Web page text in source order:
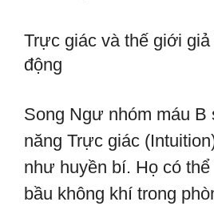
Trực giác và thế giới
động
Song Ngư nhóm máu
năng Trực giác
như huyền bí. Họ có thể
bầu không khí trong